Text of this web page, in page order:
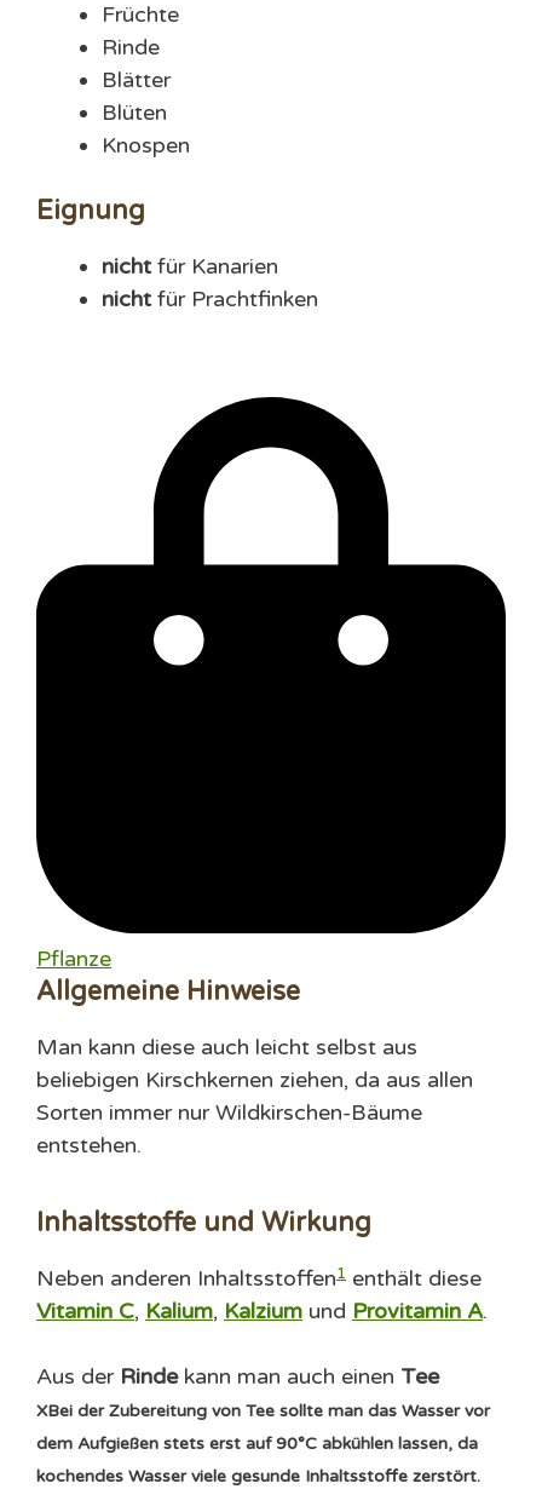
Früchte
Rinde
Blätter
Blüten
Knospen
Eignung
nichtfür Kanarien
nichtfür Prachtfinken
Pflanze
Allgemeine Hinweise
Man kann diese auch leicht selbst aus
beliebigen Kirschkernen ziehen, da aus allen
Sorten immer nur Wildkirschen-Bäume
entstehen.
Inhaltsstoffe und Wirkung
Neben anderen Inhaltsstoffen1 enthält diese
Vitamin C, Kalium, Kalzium und Provitamin A.
Aus der Rinde kann man auch einen Tee
XBei der Zubereitung von Tee sollte man das Wasser vor
dem Aufgießen stets erst auf 90°C abkühlen lassen, da
kochendes Wasser viele gesunde Inhaltsstoffe zerstört.